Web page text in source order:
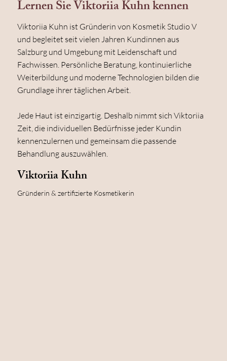
Lernen Sie Viktoriia Kuhn kennen
Viktoriia Kuhn ist Gründerin von Kosmetik Studio V
und begleitet seit vielen Jahren Kundinnen aus
Salzburg und Umgebung mit Leidenschaft und
Fachwissen. Persönliche Beratung, kontinuierliche
Weiterbildung und moderne Technologien bilden die
Grundlage ihrer täglichen Arbeit.
Jede Haut ist einzigartig. Deshalb nimmt sich Viktoriia
Zeit, die individuellen Bedürfnisse jeder Kundin
kennenzulernen und gemeinsam die passende
Behandlung auszuwählen.
Viktoriia Kuhn
Gründerin & zertifizierte Kosmetikerin